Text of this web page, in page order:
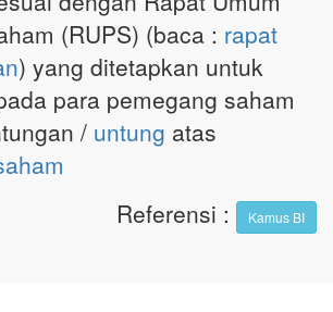
(RUPS) (baca : rapat
) yang ditetapkan untuk
para pemegang saham
/ untung atas
Referensi : Kamus BI